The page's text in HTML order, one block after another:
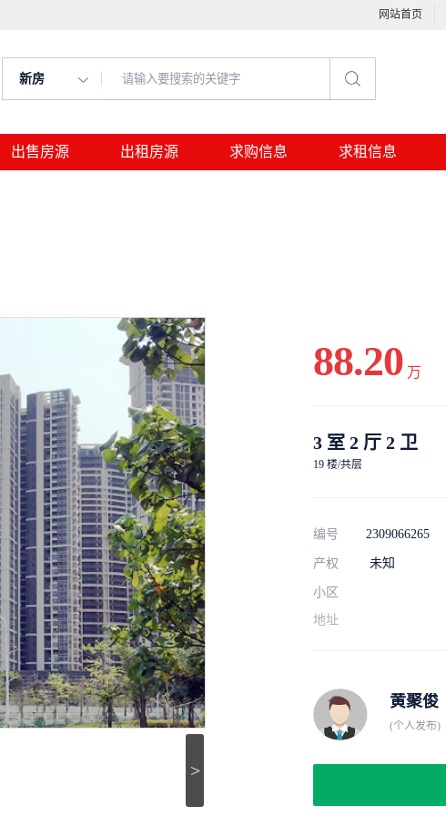
网站首页
新房
出售房源 出租房源 求购信息 求租信息
>
88.20 万
3 室 2 厅 2 卫
19 楼/共层
编号 2309066265
产权 未知
小区
地址
黄聚俊
(个人发布)